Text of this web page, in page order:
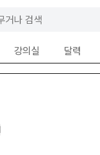
강의실 달력